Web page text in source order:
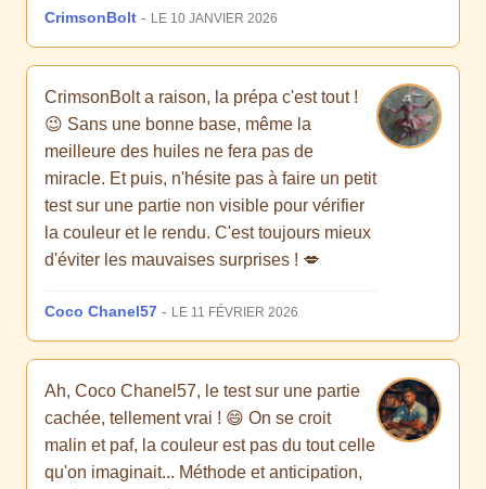
CrimsonBolt - LE 10 JANVIER 2026
CrimsonBolt a raison, la prépa c'est tout !
😉 Sans une bonne base, même la
meilleure des huiles ne fera pas de
miracle. Et puis, n'hésite pas à faire un petit
test sur une partie non visible pour vérifier
la couleur et le rendu. C'est toujours mieux
d'éviter les mauvaises surprises ! 💋
Coco Chanel57 - LE 11 FÉVRIER 2026
Ah, Coco Chanel57, le test sur une partie
cachée, tellement vrai ! 😄 On se croit
malin et paf, la couleur est pas du tout celle
qu'on imaginait... Méthode et anticipation,